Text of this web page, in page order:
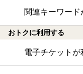
関連キーワード
おトクに利用する
電子チケット